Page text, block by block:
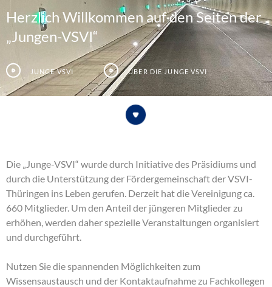
Herzlich Willkommen auf den Seiten der
„Jungen-VSVI“
Junge VSVI Über die junge VSVI
Die „Junge-VSVI“ wurde durch Initiative des Präsidiums und
durch die Unterstützung der Fördergemeinschaft der VSVI-
Thüringen ins Leben gerufen. Derzeit hat die Vereinigung ca.
660 Mitglieder. Um den Anteil der jüngeren Mitglieder zu
erhöhen, werden daher spezielle Veranstaltungen organisiert
und durchgeführt.
Nutzen Sie die spannenden Möglichkeiten zum
Wissensaustausch und der Kontaktaufnahme zu Fachkollegen